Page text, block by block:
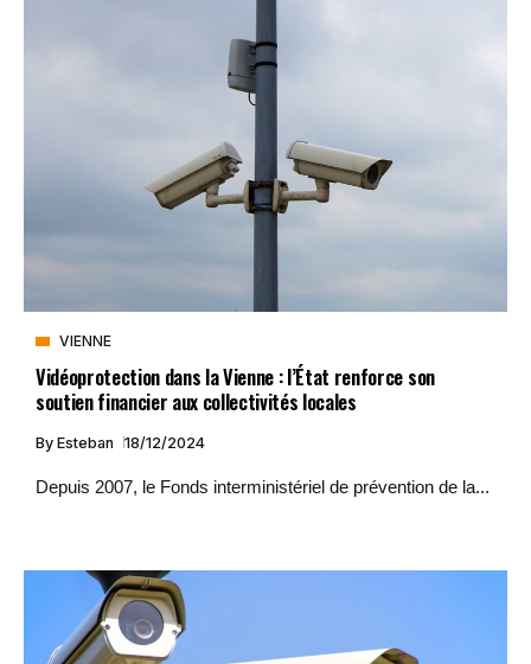
VIENNE
Vidéoprotection dans la Vienne : l’État renforce son
soutien financier aux collectivités locales
By Esteban 18/12/2024
Depuis 2007, le Fonds interministériel de prévention de la...